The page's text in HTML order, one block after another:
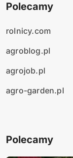
Polecamy
rolnicy.com
agroblog.pl
agrojob.pl
agro-garden.pl
Polecamy